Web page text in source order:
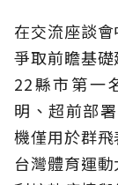
在交流座談
爭取前瞻基
22縣市第一
明、超前部
機僅用於群
台灣體育運